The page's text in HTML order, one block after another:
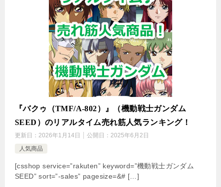
『バクゥ（TMF/A-802）』（機動戦士ガンダム
SEED）のリアルタイム売れ筋人気ランキング！
更新日： 2026年1月14日 公開日： 2025年6月2日
人気商品
[csshop service=”rakuten” keyword=”機動戦士ガンダム
SEED” sort=”-sales” pagesize=&# […]